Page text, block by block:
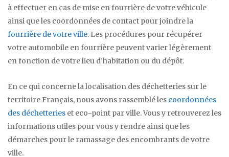
à effectuer en cas de mise en fourrière de votre véhicule
ainsi que les coordonnées de contact pour joindre la
fourrière de votre ville. Les procédures pour récupérer
votre automobile en fourrière peuvent varier légèrement
en fonction de votre lieu d’habitation ou du dépôt.
En ce qui concerne la localisation des déchetteries sur le
territoire Français, nous avons rassemblé les coordonnées
des déchetteries et eco-point par ville. Vous y retrouverez les
informations utiles pour vous y rendre ainsi que les
démarches pour le ramassage des encombrants de votre
ville.